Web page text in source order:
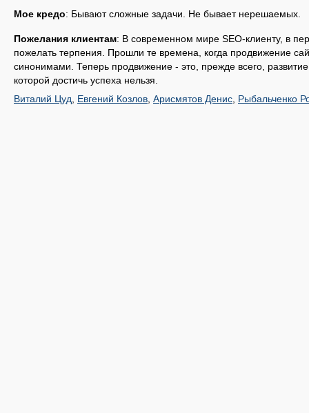
Мое кредо: Бывают сложные задачи. Не бывает нерешаемых.
Пожелания клиентам: В современном мире SEO-клиенту, в
пожелать терпения. Прошли те времена, когда продвижение
синонимами. Теперь продвижение - это, прежде всего,
которой достичь успеха нельзя.
Виталий Цуд
Евгений Козлов Арисмятов Денис Рыбальченко